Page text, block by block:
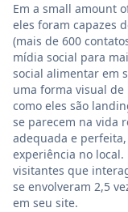
Em a small amount
eles foram capazes
(mais de 600
mídia social para
social alimentar em
uma forma visual
como eles são
se parecem na vida
adequada e
experiência no
visitantes que
se envolveram 2,5
em seu site.